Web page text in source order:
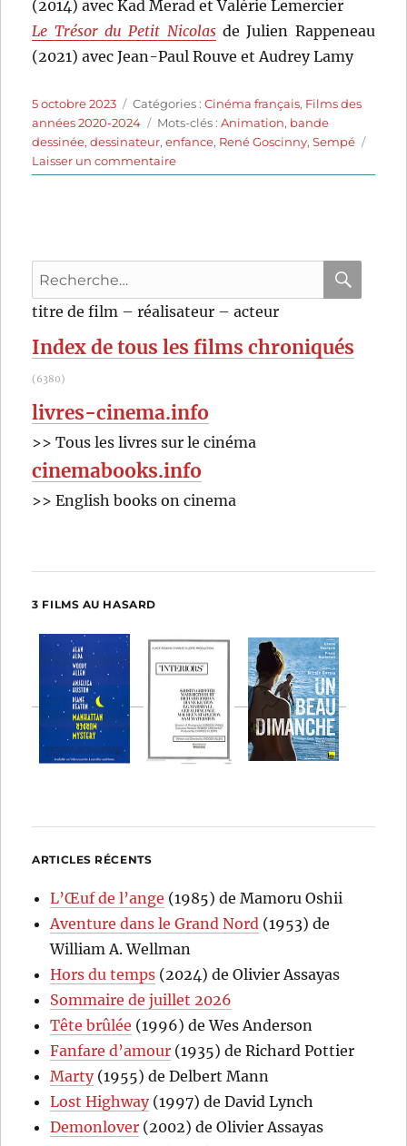
(2014) avec Kad Merad et Valérie Lemercier
Le Trésor du Petit Nicolasde Julien Rappeneau
(2021) avec Jean-Paul Rouve et Audrey Lamy
Publié
le
5 octobre 2023 Catégories
Catégories :Cinéma français, Films des
années 2020-2024
Étiquettes
Mots-clés :Animation, bande
dessinée,dessinateur,enfance, René Goscinny,Sempé
Laisser un commentairesur
Le
pour
heureux?
Amandine
Fredon
et
Benjamin
Massoubre
Recherche
pour
titre de film – réalisateur – acteur
Index de tous les films chroniqués
(6380)
livres-cinema.info
>> Tous les livres sur le cinéma
cinemabooks.info
>> English books on cinema
3 FILMS AU HASARD
ARTICLES RÉCENTS
L’Œuf de l’ange (1985) de Mamoru Oshii
Aventure dans le Grand Nord (1953) de
William A. Wellman
Hors du temps (2024) de Olivier Assayas
Sommaire de juillet 2026
Tête brûlée (1996) de Wes Anderson
Fanfare d’amour (1935) de Richard Pottier
Marty(1955) de Delbert Mann
Lost Highway(1997) de David Lynch
Demonlover (2002) de Olivier Assayas